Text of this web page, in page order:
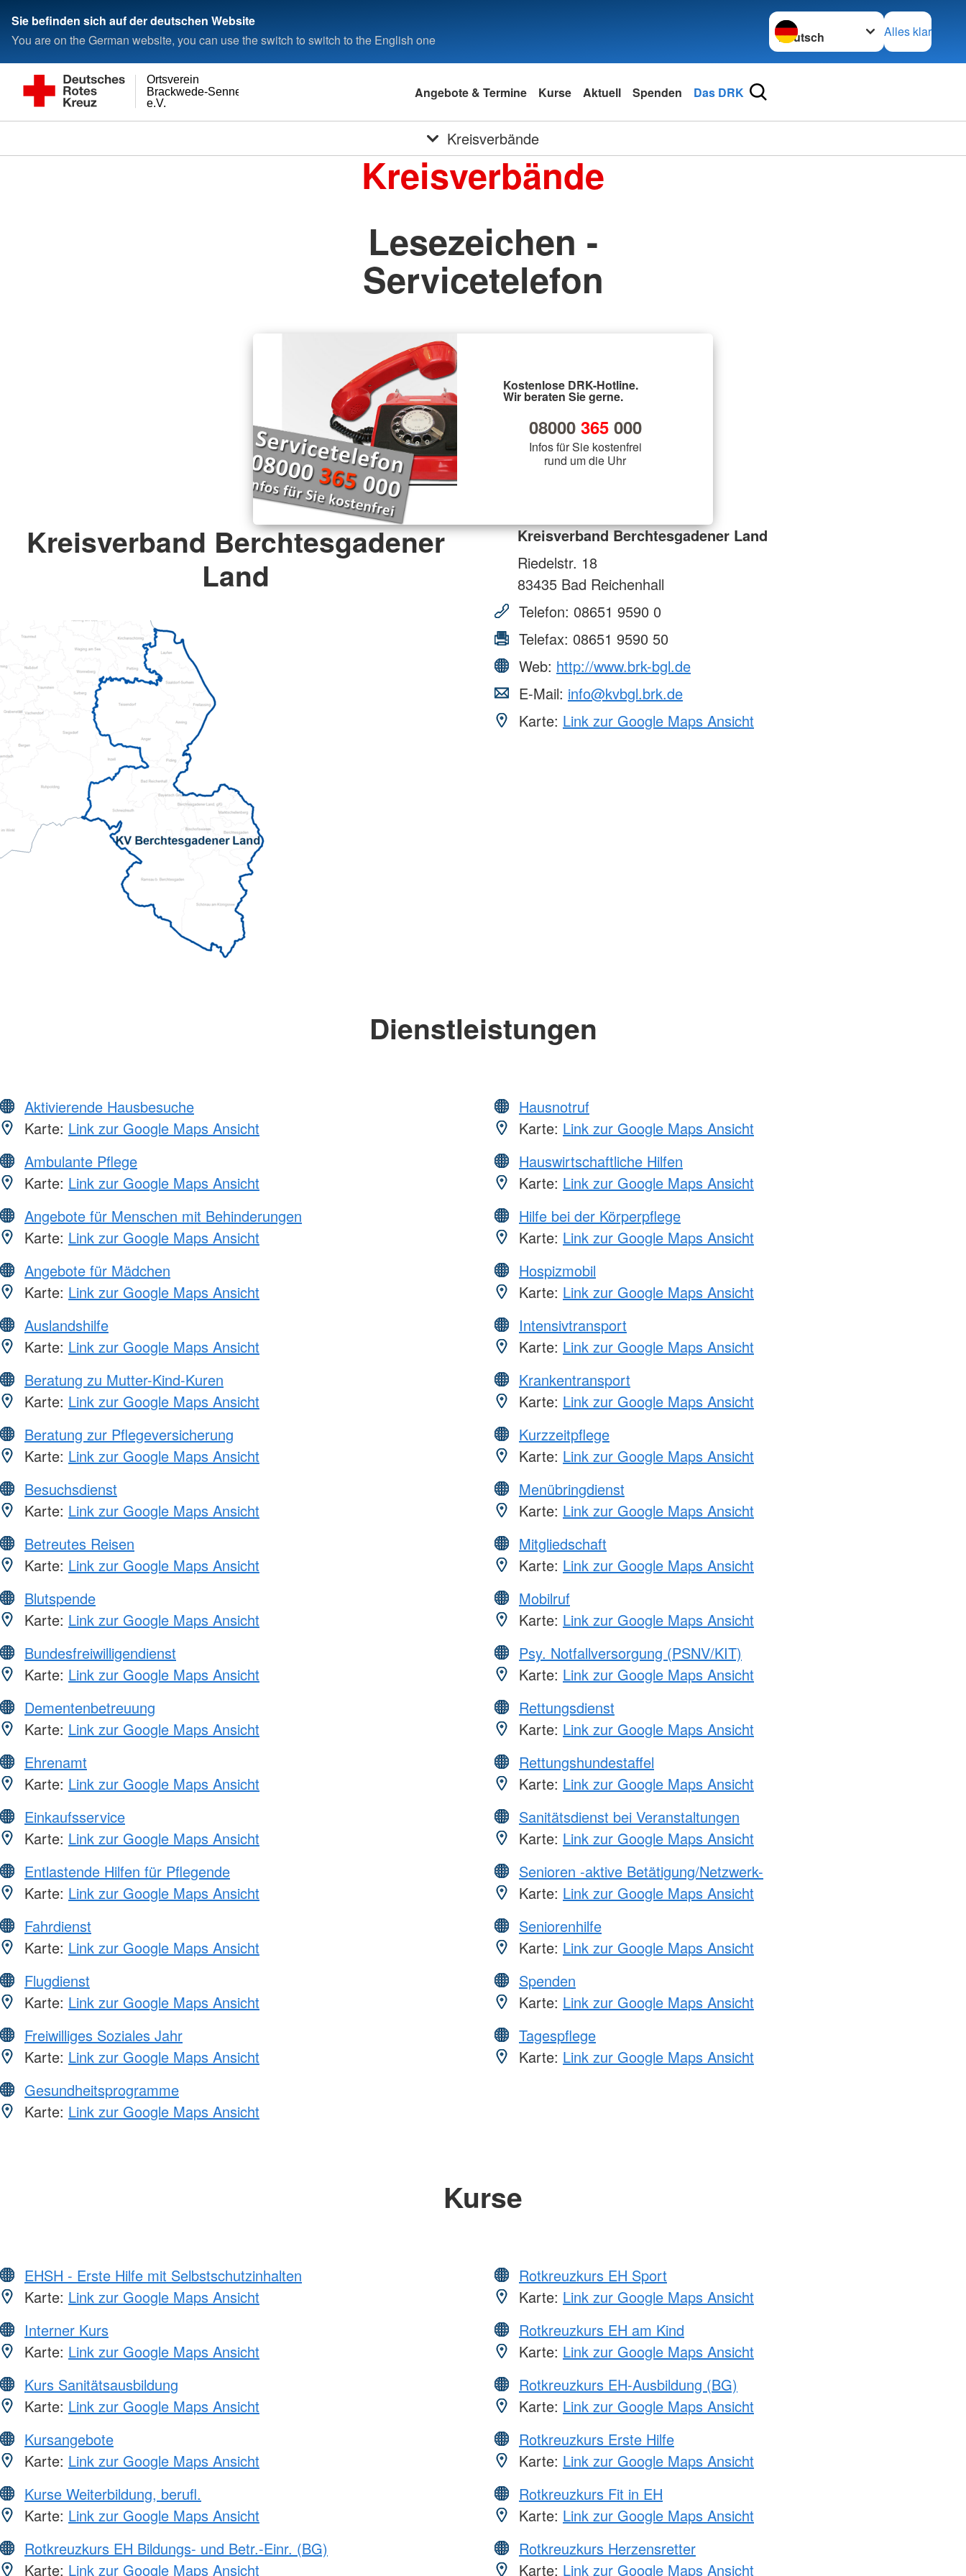
Sie befinden sich auf der deutschen Website
You are on the German website, you can use the switch to switch to the English one
Sprache wechseln zu
Alles klar
e.V.
Brackwede-Senneraum
Ortsverein
Angebote & Termine Kurse Aktuell Spenden Das DRK
Kreisverbände
Kreisverbände
Lesezeichen -
Servicetelefon
Kostenlose DRK-Hotline.
Wir beraten Sie gerne.
08000 365000
Infos für Sie kostenfrei
rund um die Uhr
Kreisverband Berchtesgadener
Land
Kreisverband Berchtesgadener Land
Riedelstr. 18
83435 Bad Reichenhall
Telefon: 08651 9590 0
Telefax: 08651 9590 50
Web: http://www.brk-bgl.de
E-Mail: info@kvbgl.brk.de
Karte: Link zur Google Maps Ansicht
Dienstleistungen
Aktivierende Hausbesuche
Karte: Link zur Google Maps Ansicht
Ambulante Pflege
Karte: Link zur Google Maps Ansicht
Angebote für Menschen mit Behinderungen
Karte: Link zur Google Maps Ansicht
Angebote für Mädchen
Karte: Link zur Google Maps Ansicht
Auslandshilfe
Karte: Link zur Google Maps Ansicht
Beratung zu Mutter-Kind-Kuren
Karte: Link zur Google Maps Ansicht
Beratung zur Pflegeversicherung
Karte: Link zur Google Maps Ansicht
Besuchsdienst
Karte: Link zur Google Maps Ansicht
Betreutes Reisen
Karte: Link zur Google Maps Ansicht
Blutspende
Karte: Link zur Google Maps Ansicht
Bundesfreiwilligendienst
Karte: Link zur Google Maps Ansicht
Dementenbetreuung
Karte: Link zur Google Maps Ansicht
Ehrenamt
Karte: Link zur Google Maps Ansicht
Einkaufsservice
Karte: Link zur Google Maps Ansicht
Entlastende Hilfen für Pflegende
Karte: Link zur Google Maps Ansicht
Fahrdienst
Karte: Link zur Google Maps Ansicht
Flugdienst
Karte: Link zur Google Maps Ansicht
Freiwilliges Soziales Jahr
Karte: Link zur Google Maps Ansicht
Gesundheitsprogramme
Karte: Link zur Google Maps Ansicht
Hausnotruf
Karte: Link zur Google Maps Ansicht
Hauswirtschaftliche Hilfen
Karte: Link zur Google Maps Ansicht
Hilfe bei der Körperpflege
Karte: Link zur Google Maps Ansicht
Hospizmobil
Karte: Link zur Google Maps Ansicht
Intensivtransport
Karte: Link zur Google Maps Ansicht
Krankentransport
Karte: Link zur Google Maps Ansicht
Kurzzeitpflege
Karte: Link zur Google Maps Ansicht
Menübringdienst
Karte: Link zur Google Maps Ansicht
Mitgliedschaft
Karte: Link zur Google Maps Ansicht
Mobilruf
Karte: Link zur Google Maps Ansicht
Psy. Notfallversorgung (PSNV/KIT)
Karte: Link zur Google Maps Ansicht
Rettungsdienst
Karte: Link zur Google Maps Ansicht
Rettungshundestaffel
Karte: Link zur Google Maps Ansicht
Sanitätsdienst bei Veranstaltungen
Karte: Link zur Google Maps Ansicht
Senioren -aktive Betätigung/Netzwerk-
Karte: Link zur Google Maps Ansicht
Seniorenhilfe
Karte: Link zur Google Maps Ansicht
Spenden
Karte: Link zur Google Maps Ansicht
Tagespflege
Karte: Link zur Google Maps Ansicht
Kurse
EHSH - Erste Hilfe mit Selbstschutzinhalten
Karte: Link zur Google Maps Ansicht
Interner Kurs
Karte: Link zur Google Maps Ansicht
Kurs Sanitätsausbildung
Karte: Link zur Google Maps Ansicht
Kursangebote
Karte: Link zur Google Maps Ansicht
Kurse Weiterbildung, berufl.
Karte: Link zur Google Maps Ansicht
Rotkreuzkurs EH Bildungs- und Betr.-Einr. (BG)
Karte: Link zur Google Maps Ansicht
Rotkreuzkurs EH Sport
Karte: Link zur Google Maps Ansicht
Rotkreuzkurs EH am Kind
Karte: Link zur Google Maps Ansicht
Rotkreuzkurs EH-Ausbildung (BG)
Karte: Link zur Google Maps Ansicht
Rotkreuzkurs Erste Hilfe
Karte: Link zur Google Maps Ansicht
Rotkreuzkurs Fit in EH
Karte: Link zur Google Maps Ansicht
Rotkreuzkurs Herzensretter
Karte: Link zur Google Maps Ansicht